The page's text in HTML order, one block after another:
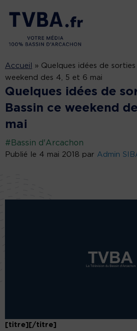
Accueil » Quelques idées de
weekend des 4, 5 et 6 mai
Quelques idées de
Bassin ce weekend
mai
#Bassin d'Arcachon
Publié le 4 mai 2018 par Admin
[titre][/titre]